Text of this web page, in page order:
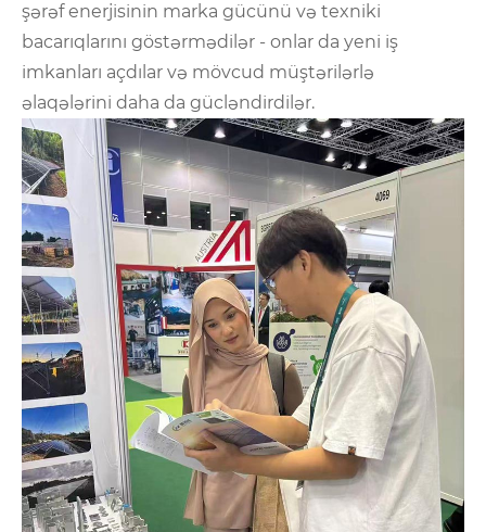
şərəf enerjisinin marka gücünü və texniki
bacarıqlarını göstərmədilər - onlar da yeni iş
imkanları açdılar və mövcud müştərilərlə
əlaqələrini daha da gücləndirdilər.